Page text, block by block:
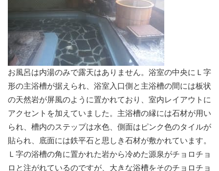
お風呂は内湯のみで露天はありません。浴室の中央にＬ字
形の主浴槽が据えられ、浴室入口側と主浴槽の間には板状
の天然岩が屏風のように置かれており、室内レイアウトに
アクセントを加えていました。主浴槽の縁には石材が用い
られ、槽内のステップは水色、側面はピンク色のタイルが
貼られ、底面には鉄平石と思しき石材が敷かれています。
Ｌ字の浴槽の角に置かれた岩から冷めた源泉がチョロチョ
ロと注がれているのですが、大きな浴槽をそのチョロチョ